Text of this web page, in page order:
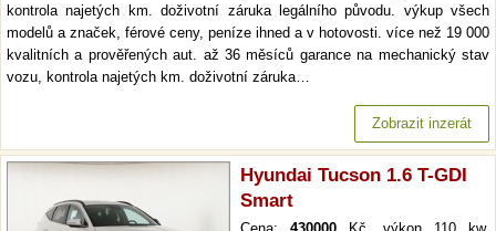
kontrola najetých km. doživotní záruka legálního původu. výkup všech
modelů a značek, férové ceny, peníze ihned a v hotovosti. více než 19 000
kvalitních a prověřených aut. až 36 měsíců garance na mechanický stav
vozu, kontrola najetých km. doživotní záruka…
Zobrazit inzerát
Hyundai Tucson 1.6 T-GDI
Smart